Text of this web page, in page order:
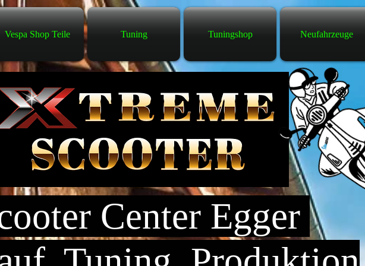
Vespa Shop Teile Tuning Tuningshop Neufahrzeuge
Center Egger